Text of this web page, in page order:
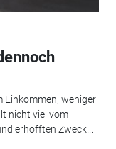
Einkommen, weniger
nicht viel vom
erhofften Zweck...